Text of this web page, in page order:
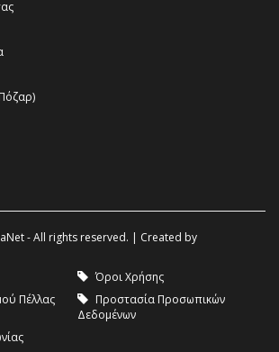
- All rights reserved. | Created by
Όροι Χρήσης
Πέλλας
Προστασία Προσωπικών
Δεδομένων